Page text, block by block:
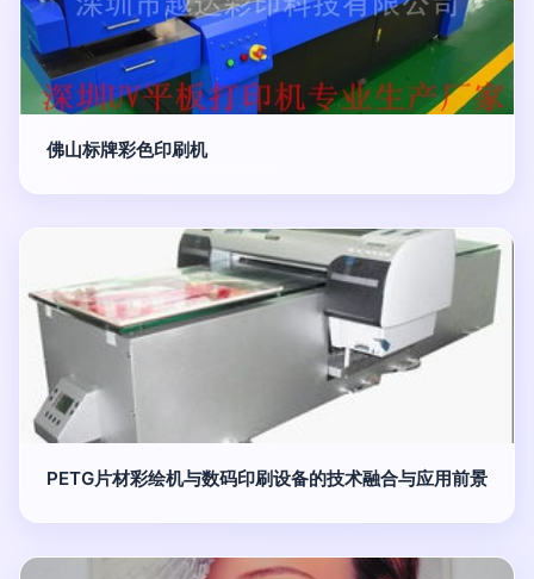
佛山标牌彩色印刷机
PETG片材彩绘机与数码印刷设备的技术融合与应用前景